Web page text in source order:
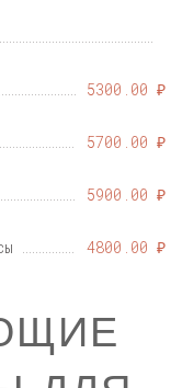
5300.00 ₽
5700.00 ₽
5900.00 ₽
4800.00 ₽